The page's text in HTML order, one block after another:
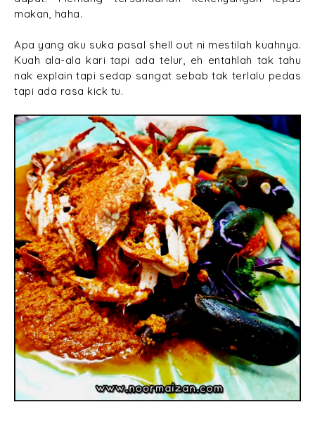
makan, haha.
Apa yang aku suka pasal shell out ni mestilah kuahnya.
Kuah ala-ala kari tapi ada telur, eh entahlah tak tahu
nak explain tapi sedap sangat sebab tak terlalu pedas
tapi ada rasa kick tu.